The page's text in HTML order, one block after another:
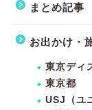
まとめ記事
お出かけ・
東京ディ
東京都
USJ（ユ